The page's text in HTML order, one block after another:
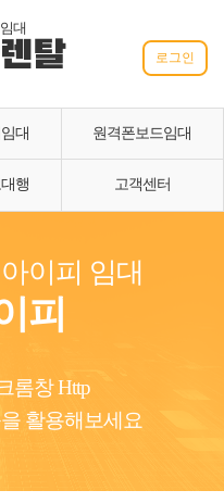
대
탈 로그인
대 원격폰보드임대
행 고객센터
이피 임대
피
롬창 Http
활용해보세요